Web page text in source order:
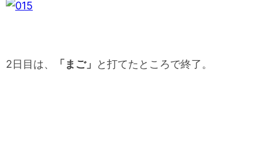
2日目は、 「まご」 と打てたところで終了。